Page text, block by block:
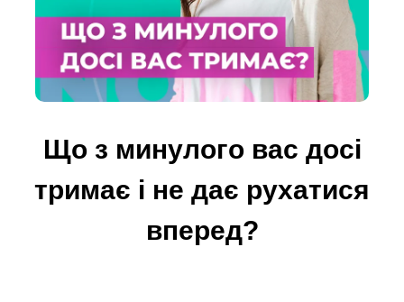
Що з минулого вас досі
тримає і не дає рухатися
вперед?